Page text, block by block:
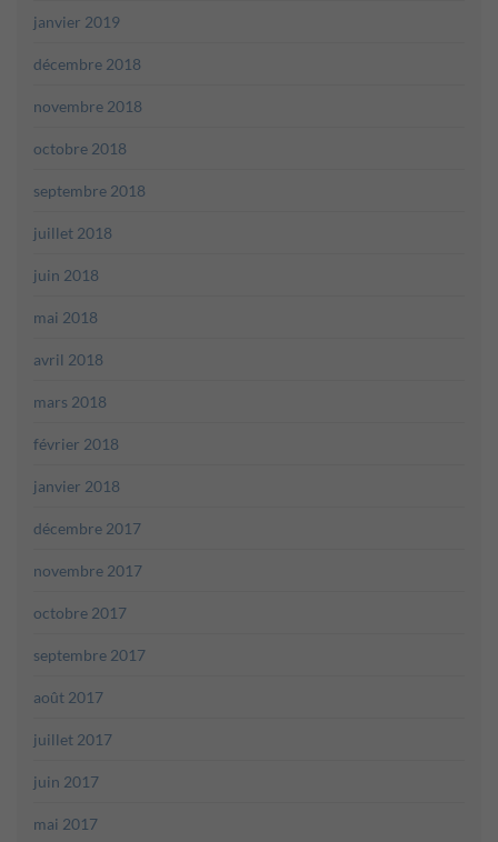
janvier 2019
décembre 2018
novembre 2018
octobre 2018
septembre 2018
juillet 2018
juin 2018
mai 2018
avril 2018
mars 2018
février 2018
janvier 2018
décembre 2017
novembre 2017
octobre 2017
septembre 2017
août 2017
juillet 2017
juin 2017
mai 2017